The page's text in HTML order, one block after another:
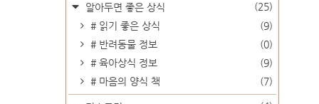
알아두면 좋은 상식
(25)
# 읽기 좋은 상식
(9)
# 반려동물 정보
(0)
# 육아상식 정보
(9)
# 마음의 양식 책
(7)